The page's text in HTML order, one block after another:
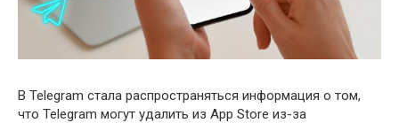
В Telegram стала распространяться информация о том,
что Telegram могут удалить из App Store из-за